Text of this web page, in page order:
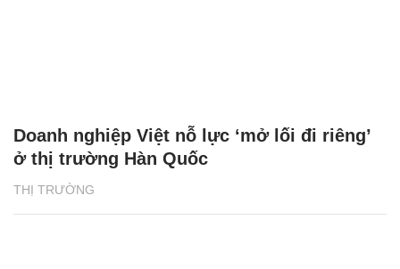
THỊ TRƯỜNG
Doanh nghiệp Việt nỗ lực ‘mở lối đi riêng’
ở thị trường Hàn Quốc